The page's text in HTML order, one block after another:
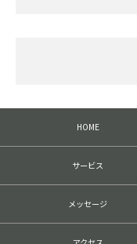
HOME
サービス
メッセージ